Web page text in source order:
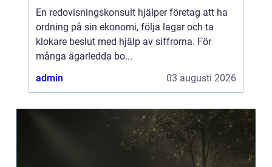
En redovisningskonsult hjälper företag att ha
ordning på sin ekonomi, följa lagar och ta
klokare beslut med hjälp av siffrorna. För
många ägarledda bo...
admin
03 augusti 2026